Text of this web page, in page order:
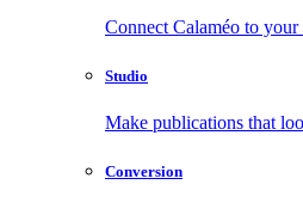
Connect Calaméo to
Studio
Make publications that
Conversion